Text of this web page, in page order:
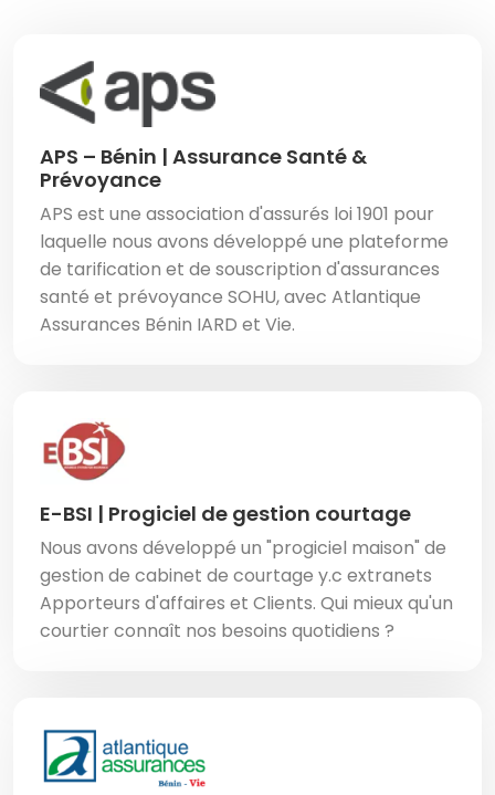
APS – Bénin | Assurance Santé &
Prévoyance
APS est une association d'assurés loi 1901 pour
laquelle nous avons développé une plateforme
de tarification et de souscription d'assurances
santé et prévoyance SOHU, avec Atlantique
Assurances Bénin IARD et Vie.
E-BSI | Progiciel de gestion courtage
Nous avons développé un "progiciel maison" de
gestion de cabinet de courtage y.c extranets
Apporteurs d'affaires et Clients. Qui mieux qu'un
courtier connaît nos besoins quotidiens ?